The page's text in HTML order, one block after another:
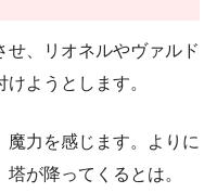
せ、リオネルやヴァルド
ようとします。
魔力を感じます。よりに
が降ってくるとは。